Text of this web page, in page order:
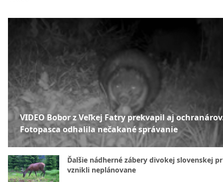
VIDEO Bobor z Veľkej Fatry prekvapil aj
Fotopasca odhalila nečakané správanie
Ďalšie nádherné zábery divokej slovenskej
vznikli neplánovane